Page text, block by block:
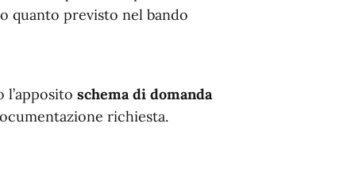
quanto previsto nel bando
schema di domanda
richiesta.